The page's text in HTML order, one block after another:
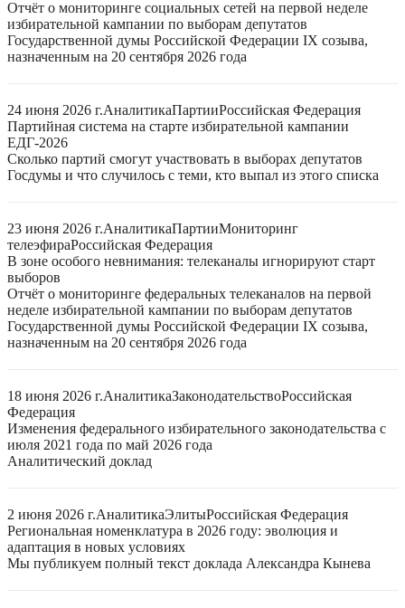
Отчёт о мониторинге социальных сетей на первой неделе
избирательной кампании по выборам депутатов
Государственной думы Российской Федерации IX созыва,
назначенным на 20 сентября 2026 года
24 июня 2026 г.АналитикаПартииРоссийская Федерация
Партийная система на старте избирательной кампании
ЕДГ-2026
Сколько партий смогут участвовать в выборах депутатов
Госдумы и что случилось с теми, кто выпал из этого списка
23 июня 2026 г.АналитикаПартииМониторинг
телеэфираРоссийская Федерация
В зоне особого невнимания: телеканалы игнорируют старт
выборов
Отчёт о мониторинге федеральных телеканалов на первой
неделе избирательной кампании по выборам депутатов
Государственной думы Российской Федерации IX созыва,
назначенным на 20 сентября 2026 года
18 июня 2026 г.АналитикаЗаконодательствоРоссийская
Федерация
Изменения федерального избирательного законодательства с
июля 2021 года по май 2026 года
Аналитический доклад
2 июня 2026 г.АналитикаЭлитыРоссийская Федерация
Региональная номенклатура в 2026 году: эволюция и
адаптация в новых условиях
Мы публикуем полный текст доклада Александра Кынева